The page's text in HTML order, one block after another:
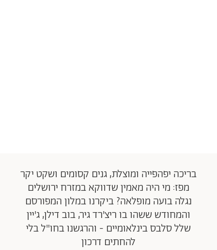
בריכה יפהפייה ומוצלת, גנים קסומים ושקט יקר
מפז: מי היה מאמין שדווקא במזרח ירושלים
נגלה בועה מופלאה? ביקרנו במלון המפורסם
והמחודש ששהו בו ריצ'רד גיר, בוב דילן, ג'יין
שלל סלבס בינלאומיים - והרגשנו בחו"ל בלי
להחתים דרכון